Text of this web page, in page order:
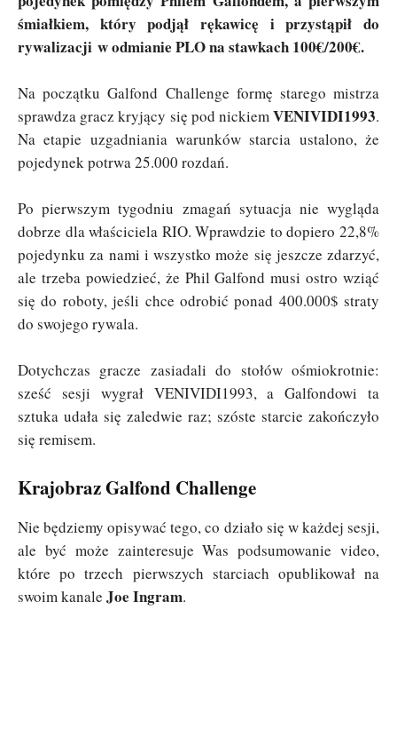
śmiałkiem, który podjął rękawicę i przystąpił do
rywalizacji w odmianie PLO na stawkach 100€/200€.
Na początku Galfond Challenge formę starego mistrza
sprawdza gracz kryjący się pod nickiemVENIVIDI1993.
Na etapie uzgadniania warunków starcia ustalono, że
pojedynek potrwa 25.000 rozdań.
Po pierwszym tygodniu zmagań sytuacja nie wygląda
dobrze dla właściciela RIO. Wprawdzie to dopiero 22,8%
pojedynku za nami i wszystko może się jeszcze zdarzyć,
ale trzeba powiedzieć, że Phil Galfond musi ostro wziąć
się do roboty, jeśli chce odrobić ponad 400.000$ straty
do swojego rywala.
Dotychczas gracze zasiadali do stołów ośmiokrotnie:
sześć sesji wygrał VENIVIDI1993, a Galfondowi ta
sztuka udała się zaledwie raz; szóste starcie zakończyło
się remisem.
Krajobraz Galfond Challenge
Nie będziemy opisywać tego, co działo się w każdej sesji,
ale być może zainteresuje Was podsumowanie video,
które po trzech pierwszych starciach opublikował na
swoim kanale Joe Ingram.